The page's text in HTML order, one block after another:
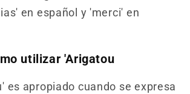
en español y 'merci' en
utilizar 'Arigatou
es apropiado cuando se expresa